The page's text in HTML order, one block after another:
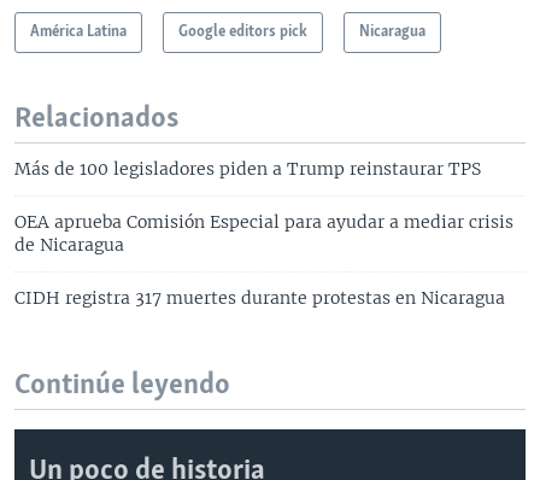
América Latina Google editors pick Nicaragua
Relacionados
Más de 100 legisladores piden a Trump reinstaurar TPS
OEA aprueba Comisión Especial para ayudar a mediar crisis
de Nicaragua
CIDH registra 317 muertes durante protestas en Nicaragua
Continúe leyendo
Un poco de historia